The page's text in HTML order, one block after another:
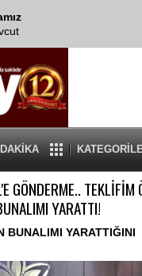
GÖNDERME.. TEKLİFİM
YARATTI!
BUNALIMI YARATTIĞINI